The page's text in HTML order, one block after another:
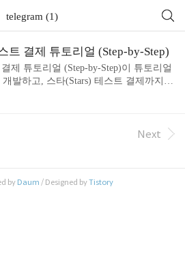
telegram (1)
트 결제 튜토리얼 (Step-by-Step)
제 튜토리얼 (Step-by-Step)이 튜토리얼
발하고, 스타(Stars) 테스트 결제까지
행합니다.🛠️ 1. 준비사항📌 필요한 것
에서 BotFather와 채팅 후,아래 명령어
Next
by Daum / Designed byTistory